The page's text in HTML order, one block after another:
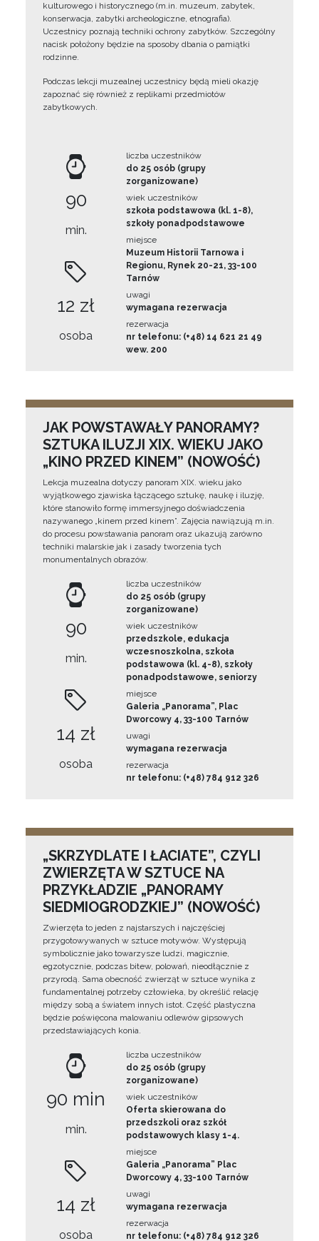
kulturowego i historycznego (m.in. muzeum, zabytek,
konserwacja, zabytki archeologiczne, etnografia).
Uczestnicy poznają techniki ochrony zabytków. Szczególny
nacisk położony będzie na sposoby dbania o pamiątki
rodzinne.
Podczas lekcji muzealnej uczestnicy będą mieli okazję
zapoznać się również z replikami przedmiotów
zabytkowych.
90
min.
12 zł
osoba
liczba uczestników
do 25 osób (grupy
zorganizowane)
wiek uczestników
szkoła podstawowa (kl. 1-8),
szkoły ponadpodstawowe
miejsce
Muzeum Historii Tarnowa i
Regionu, Rynek 20-21, 33-100
Tarnów
uwagi
wymagana rezerwacja
rezerwacja
nr telefonu: (+48) 14 621 21 49
wew. 200
JAK POWSTAWAŁY PANORAMY?
SZTUKA ILUZJI XIX. WIEKU JAKO
„KINO PRZED KINEM” (NOWOŚĆ)
Lekcja muzealna dotyczy panoram XIX. wieku jako
wyjątkowego zjawiska łączącego sztukę, naukę i iluzję,
które stanowiło formę immersyjnego doświadczenia
nazywanego „kinem przed kinem”. Zajęcia nawiązują m.in.
do procesu powstawania panoram oraz ukazują zarówno
techniki malarskie jak i zasady tworzenia tych
monumentalnych obrazów.
90
min.
14 zł
osoba
liczba uczestników
do 25 osób (grupy
zorganizowane)
wiek uczestników
przedszkole, edukacja
wczesnoszkolna, szkoła
podstawowa (kl. 4-8), szkoły
ponadpodstawowe, seniorzy
miejsce
Galeria „Panorama”, Plac
Dworcowy 4, 33-100 Tarnów
uwagi
wymagana rezerwacja
rezerwacja
nr telefonu: (+48) 784 912 326
„SKRZYDLATE I ŁACIATE”, CZYLI
ZWIERZĘTA W SZTUCE NA
PRZYKŁADZIE „PANORAMY
SIEDMIOGRODZKIEJ” (NOWOŚĆ)
Zwierzęta to jeden z najstarszych i najczęściej
przygotowywanych w sztuce motywów. Występują
symbolicznie jako towarzysze ludzi, magicznie,
egzotycznie, podczas bitew, polowań, nieodłącznie z
przyrodą. Sama obecność zwierząt w sztuce wynika z
fundamentalnej potrzeby człowieka, by określić relację
między sobą a światem innych istot. Część plastyczna
będzie poświęcona malowaniu odlewów gipsowych
przedstawiających konia.
90 min
min.
14 zł
osoba
liczba uczestników
do 25 osób (grupy
zorganizowane)
wiek uczestników
Oferta skierowana do
przedszkoli oraz szkół
podstawowych klasy 1-4.
miejsce
Galeria „Panorama” Plac
Dworcowy 4, 33-100 Tarnów
uwagi
wymagana rezerwacja
rezerwacja
nr telefonu: (+48) 784 912 326